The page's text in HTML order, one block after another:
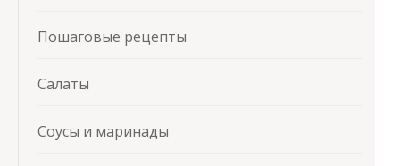
Пошаговые рецепты
Салаты
Соусы и маринады